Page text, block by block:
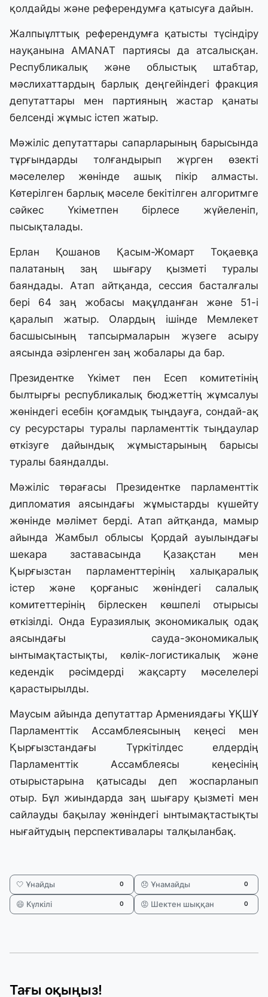
қолдайды және референдумға қатысуға дайын.
Жалпыұлттық референдумға қатысты түсіндіру
науқанына AMANAT партиясы да атсалысқан.
Республикалық және облыстық штабтар,
мәслихаттардың барлық деңгейіндегі фракция
депутаттары мен партияның жастар қанаты
белсенді жұмыс істеп жатыр.
Мәжіліс депутаттары сапарларының барысында
тұрғындарды толғандырып жүрген өзекті
мәселелер жөнінде ашық пікір алмасты.
Көтерілген барлық мәселе бекітілген алгоритмге
сәйкес Үкіметпен бірлесе жүйеленіп,
пысықталады.
Ерлан Қошанов Қасым-Жомарт Тоқаевқа
палатаның заң шығару қызметі туралы
баяндады. Атап айтқанда, сессия басталғалы
бері 64 заң жобасы мақұлданған және 51-і
қаралып жатыр. Олардың ішінде Мемлекет
басшысының тапсырмаларын жүзеге асыру
аясында әзірленген заң жобалары да бар.
Президентке Үкімет пен Есеп комитетінің
былтырғы республикалық бюджеттің жұмсалуы
жөніндегі есебін қоғамдық тыңдауға, сондай-ақ
су ресурстары туралы парламенттік тыңдаулар
өткізуге дайындық жұмыстарының барысы
туралы баяндалды.
Мәжіліс төрағасы Президентке парламенттік
дипломатия аясындағы жұмыстарды күшейту
жөнінде мәлімет берді. Атап айтқанда, мамыр
айында Жамбыл облысы Қордай ауылындағы
шекара заставасында Қазақстан мен
Қырғызстан парламенттерінің халықаралық
істер және қорғаныс жөніндегі салалық
комитеттерінің бірлескен көшпелі отырысы
өткізілді. Онда Еуразиялық экономикалық одақ
аясындағы сауда-экономикалық
ынтымақтастықты, көлік-логистикалық және
кедендік рәсімдерді жақсарту мәселелері
қарастырылды.
Маусым айында депутаттар Армениядағы ҰҚШҰ
Парламенттік Ассамблеясының кеңесі мен
Қырғызстандағы Түркітілдес елдердің
Парламенттік Ассамблеясы кеңесінің
отырыстарына қатысады деп жоспарланып
отыр. Бұл жиындарда заң шығару қызметі мен
сайлауды бақылау жөніндегі ынтымақтастықты
нығайтудың перспективалары талқыланбақ.
🤍 Ұнайды 0 😞 Ұнамайды 0
😄 Күлкілі 0 😡 Шектен шыққан 0
Тағы оқыңыз!